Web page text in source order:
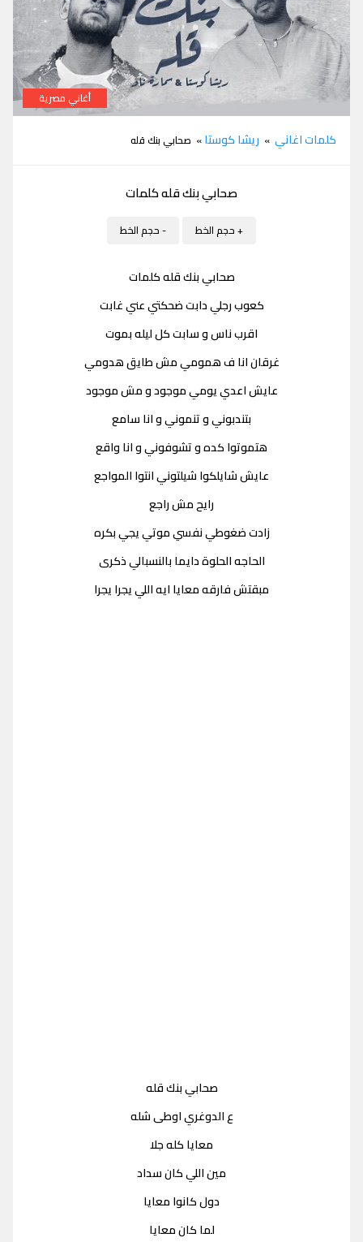
أغاني مصرية
كلمات اغاني » ريشا كوستا» صحابي بنك قله
صحابي بنك قله كلمات
+ حجم الخط - حجم الخط
صحابي بنك قله كلمات
كعوب رجلي دابت ضحكتي عني غابت
اقرب ناس و سابت كل ليله بموت
غرقان انا ف همومي مش طايق هدومي
عايش اعدي يومي موجود و مش موجود
بتندبوني و تنموني و انا سامع
هتموتوا كده و تشوفوني و انا واقع
عايش شايلكوا شيلتوني انتوا المواجع
رايح مش راجع
زادت ضغوطي نفسي موتي يجي بكره
الحاجه الحلوة دايما بالنسبالي ذكرى
مبقتش فارقه معايا ايه اللي يجرا يجرا
صحابي بنك قله
ع الدوغري اوطى شله
معايا كله جلا
مين اللي كان سداد
دول كانوا معايا
لما كان معايا